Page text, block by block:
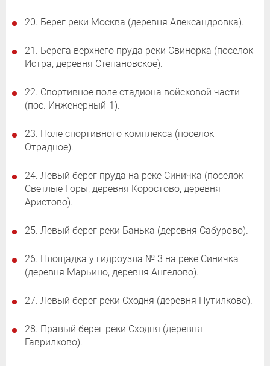
20. Берег реки Москва (деревня Александровка).
21. Берега верхнего пруда реки Свинорка (поселок
Истра, деревня Степановское).
22. Спортивное поле стадиона войсковой части
(пос. Инженерный-1).
23. Поле спортивного комплекса (поселок
Отрадное).
24. Левый берег пруда на реке Синичка (поселок
Светлые Горы, деревня Коростово, деревня
Аристово).
25. Левый берег реки Банька (деревня Сабурово).
26. Площадка у гидроузла № 3 на реке Синичка
(деревня Марьино, деревня Ангелово).
27. Левый берег реки Сходня (деревня Путилково).
28. Правый берег реки Сходня (деревня
Гаврилково).